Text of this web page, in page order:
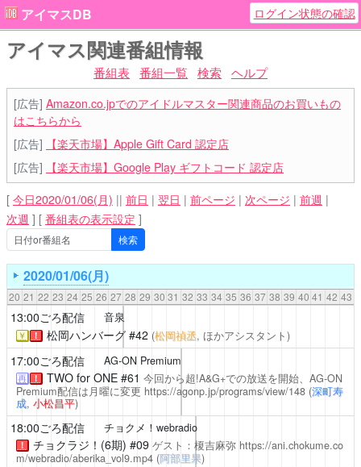
アイマスDB ログイン状態の確認
アイマス関連番組情報
番組表 番組一覧 検索 ヘルプ
[広告] Amazon.co.jpでのアイドルマスター関連商品のお買いもの
はこちらから
[広告]
【楽天市場】Apple Gift Card 認定店
[広告]
【楽天市場】Google Play ギフトコード 認定店
[ 今日2020/01/06(月) || 前日 | 翌日 | 前ページ | 次ページ | 前週 |
次週 ] [ 番組表の表示設定 ]
2020/01/06(月)
20 21 22 23 24 25 26 27 28 29 30 31 32 33 34 35 36 37 38 39 40 41 42 43
13:00ごろ配信 音泉
￥ ！ 松岡ハンバーグ#42 (松岡禎丞, ほかアシスタント)
17:00ごろ配信 AG-ON Premium
再 ！ TWO for ONE#61 今回から超!A&G+での放送を開始、AG-ON
Premium配信は月曜に変更 https://agonp.jp/programs/view/148 (深町寿
成, 小松昌平)
18:00ごろ配信 チョクメ！webradio
！ チョクラジ！(6期) #09 ゲスト：榎吉麻弥 https://ani.chokume.co
m/webradio/aberika_vol9.mp4 (阿部里果)